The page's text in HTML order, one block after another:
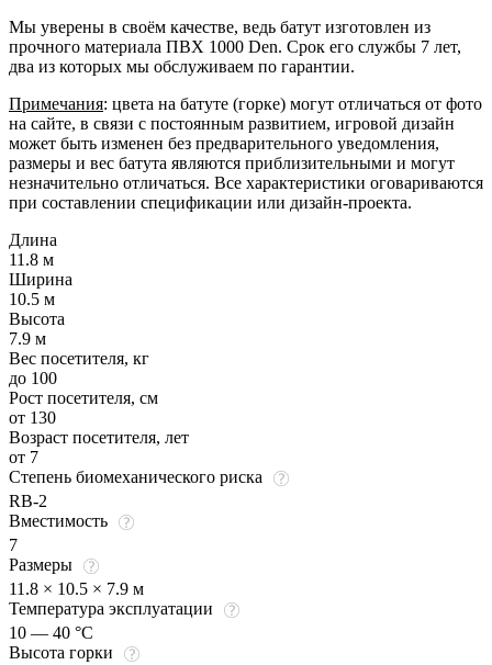
Мы уверены в своём качестве, ведь батут изготовлен из
прочного материала ПВХ 1000 Den. Срок его службы 7 лет,
два из которых мы обслуживаем по гарантии.
Примечания: цвета на батуте (горке) могут отличаться от фото
на сайте, в связи с постоянным развитием, игровой дизайн
может быть изменен без предварительного уведомления,
размеры и вес батута являются приблизительными и могут
незначительно отличаться. Все характеристики оговариваются
при составлении спецификации или дизайн-проекта.
Длина
11.8 м
Ширина
10.5 м
Высота
7.9 м
Вес посетителя, кг
до 100
Рост посетителя, см
от 130
Возраст посетителя, лет
от 7
Степень биомеханического риска
RB-2
Вместимость
7
Размеры
11.8 × 10.5 × 7.9 м
Температура эксплуатации
10 — 40 °C
Высота горки